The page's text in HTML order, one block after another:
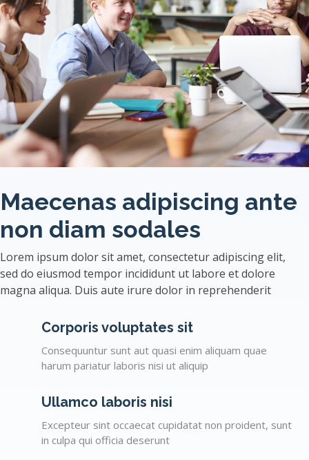
Maecenas adipiscing ante
non diam sodales
Lorem ipsum dolor sit amet, consectetur adipiscing elit,
sed do eiusmod tempor incididunt ut labore et dolore
magna aliqua. Duis aute irure dolor in reprehenderit
Corporis voluptates sit
Consequuntur sunt aut quasi enim aliquam quae
harum pariatur laboris nisi ut aliquip
Ullamco laboris nisi
Excepteur sint occaecat cupidatat non proident, sunt
in culpa qui officia deserunt